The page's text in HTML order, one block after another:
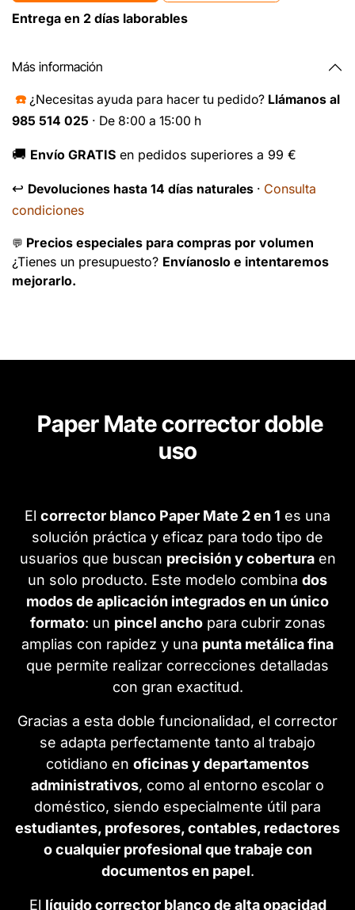
Entrega en 2 días laborables
Más información
☎️ ¿Necesitas ayuda para hacer tu pedido? Llámanos al
985 514 025 · De 8:00 a 15:00 h
🚚 Envío GRATIS en pedidos superiores a 99 €
↩️ Devoluciones hasta 14 días naturales · Consulta
condiciones
💬 Precios especiales para compras por volumen
¿Tienes un presupuesto? Envíanoslo e intentaremos
mejorarlo.
Paper Mate corrector doble
uso
El corrector blanco Paper Mate 2 en 1 es una
solución práctica y eficaz para todo tipo de
usuarios que buscan precisión y coberturaen
un solo producto. Este modelo combina dos
modos de aplicación integrados en un único
formato: un pincel anchopara cubrir zonas
amplias con rapidez y una punta metálica fina
que permite realizar correcciones detalladas
con gran exactitud.
Gracias a esta doble funcionalidad, el corrector
se adapta perfectamente tanto al trabajo
cotidiano en oficinas y departamentos
administrativos, como al entorno escolar o
doméstico, siendo especialmente útil para
estudiantes, profesores, contables, redactores
o cualquier profesional que trabaje con
documentos en papel.
El líquido corrector blanco de alta opacidad